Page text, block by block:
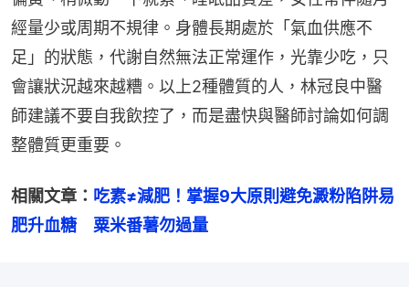
經量少或周期不規律。身體長期處於「氣血供應不
足」的狀態，代謝自然無法正常運作，光靠少吃，只
會讓狀況越來越糟。以上2種體質的人，林冠良中醫
師建議不要自我飲控了，而是盡快與醫師討論如何調
整體質更重要。
相關文章： 吃素≠減肥！掌握9大原則避免澱粉陷阱易
肥升血糖　粟米番薯勿過量